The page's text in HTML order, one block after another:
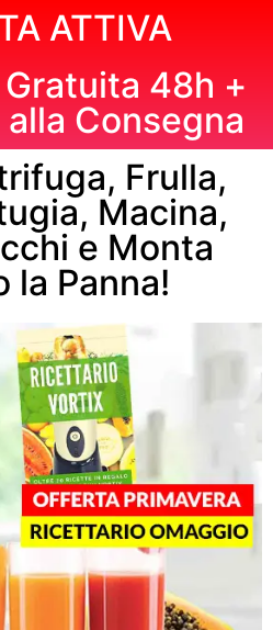
ATTIVA
48h +
Consegna
Frulla,
Macina,
e Monta
la Panna!